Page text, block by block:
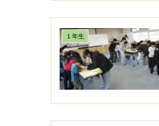
１年生